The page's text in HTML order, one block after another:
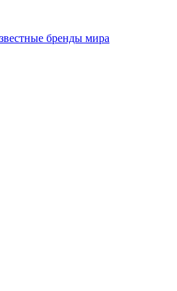
бренды мира